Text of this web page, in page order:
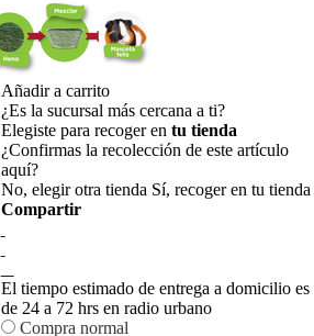
Añadir a carrito
¿Es la sucursal más cercana a ti?
Elegiste para recoger en tu tienda
¿Confirmas la recolección de este artículo
aquí?
No, elegir otra tienda Sí, recoger en tu tienda
Compartir
El tiempo estimado de entrega a domicilio es
de 24 a 72 hrs en radio urbano
Compra normal